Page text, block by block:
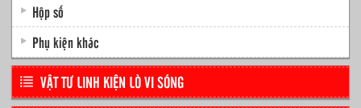
Hộp số
Phụ kiện khác
VẬT TƯ LINH KIỆN LÒ VI SÓNG